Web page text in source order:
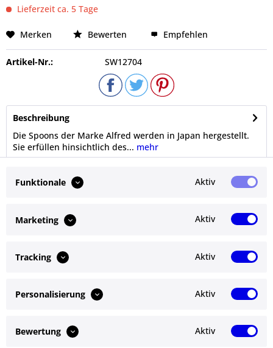
Lieferzeit ca. 5 Tage
Merken Bewerten Empfehlen
Artikel-Nr.: SW12704
Beschreibung
Die Spoons der Marke Alfred werden in Japan hergestellt.
Sie erfüllen hinsichtlich des... mehr
Bewertungen
0
Ähnliche Artikel
Kunden kauften auch
Service Hotline
Shop Service
Funktionale Aktiv
Marketing Aktiv
Tracking Aktiv
Personalisierung Aktiv
Bewertung Aktiv